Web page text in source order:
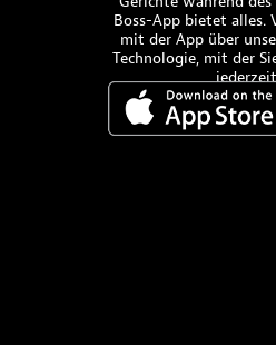
Boss-App bietet alles.
mit der App über
Technologie, mit der